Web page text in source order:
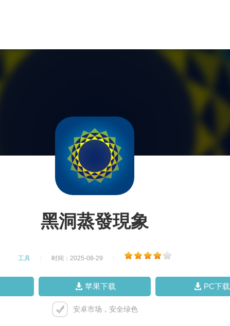
黑洞蒸發現象
工具 时间：2025-08-29
苹果下载 PC下载
安卓市场，安全绿色